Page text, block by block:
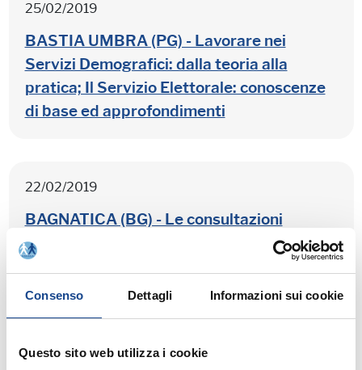
Consenso Dettagli Informazioni sui cookie
Questo sito web utilizza i cookie
25/02/2019
BASTIA UMBRA (PG) - Lavorare nei
Servizi Demografici: dalla teoria alla
pratica; Il Servizio Elettorale: conoscenze
di base ed approfondimenti
22/02/2019
BAGNATICA (BG) - Le consultazioni
elettorali del 2019
22/02/2019
ISEO (BS) - Le consultazioni elettorali del